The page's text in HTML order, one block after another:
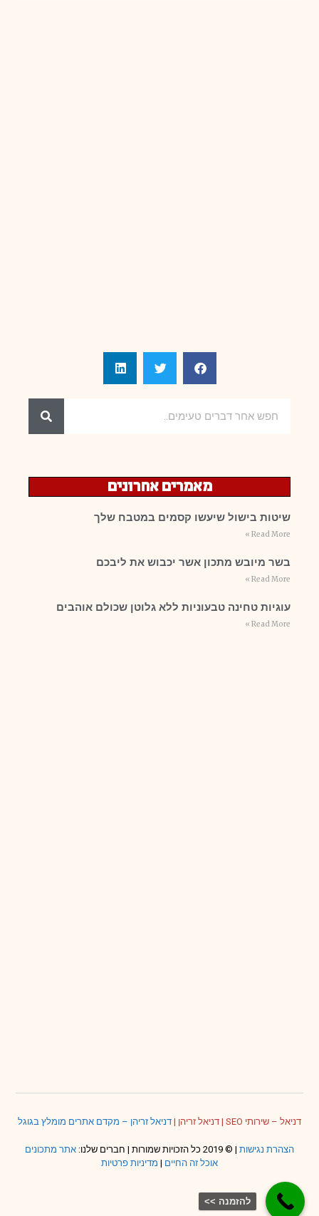
מאמרים אחרונים
שיטות בישול שיעשו קסמים במטבח שלך
Read More »
בשר מיובש מתכון אשר יכבוש את ליבכם
Read More »
עוגיות טחינה טבעוניות ללא גלוטן שכולם אוהבים
Read More »
דניאל – שירותי SEO | דניאל זריהן | דניאל זריהן – מקדם אתרים מומלץ בגוגל
הצהרת נגישות | © 2019 כל הזכויות שמורות | חברים שלנו:
אתר מתכונים
אוכל זה החיים | מדיניות פרטיות
להזמנה >>